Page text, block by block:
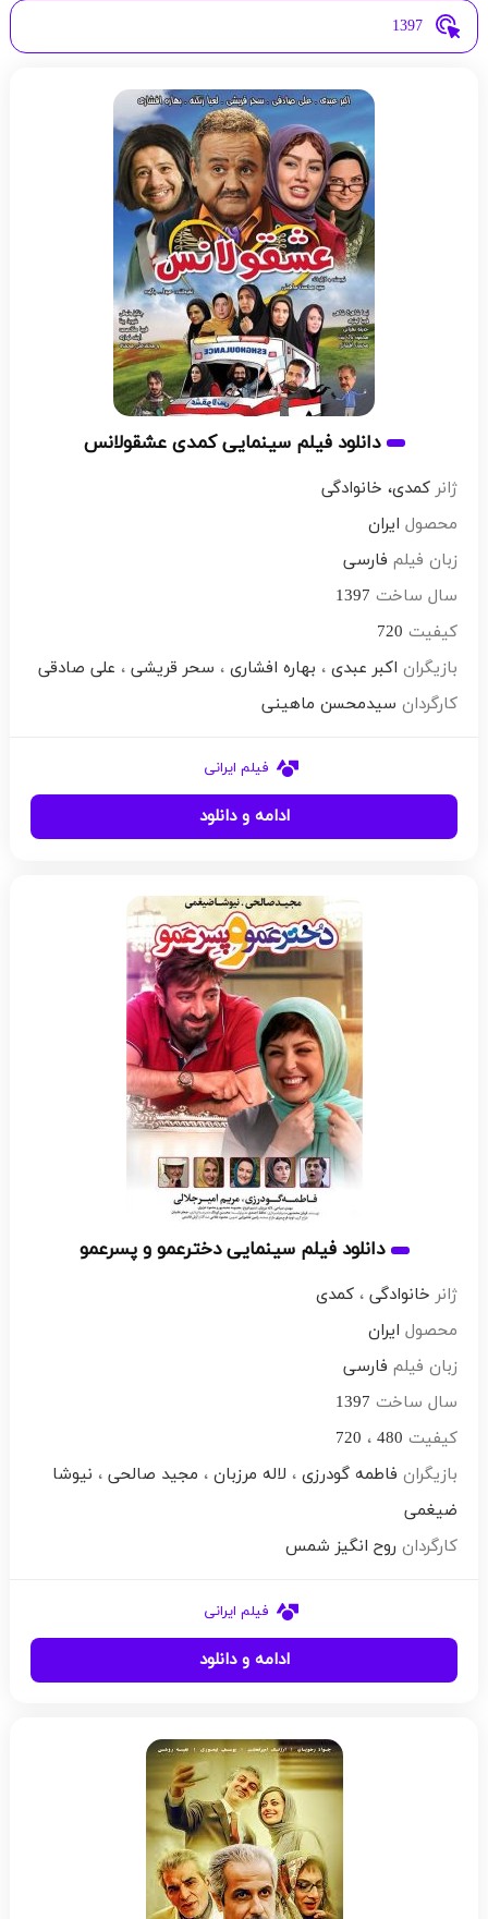
1397
دانلود فیلم سینمایی کمدی عشقولانس
ژانرکمدی، خانوادگی
محصول ایران
زبان فیلم فارسی
سال ساخت 1397
کیفیت 720
بازیگران اکبر عبدی ، بهاره افشاری ، سحر قریشی ، علی صادقی
کارگردان سیدمحسن ماهینی
فیلم ایرانی
ادامه و دانلود
دانلود فیلم سینمایی دخترعمو و پسرعمو
ژانر خانوادگی ،کمدی
محصول ایران
زبان فیلم فارسی
سال ساخت 1397
کیفیت 480 ، 720
بازیگران فاطمه گودرزی ، لاله مرزبان ، مجید صالحی ، نیوشا
ضیغمی
کارگردان روح انگیز شمس
فیلم ایرانی
ادامه و دانلود